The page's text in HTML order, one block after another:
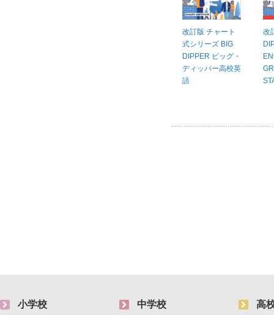
改訂版 チャート
式シリーズ BIG
DIPPER ビッグ・
ディッパー高校英
語
改
小学校 中学校 高